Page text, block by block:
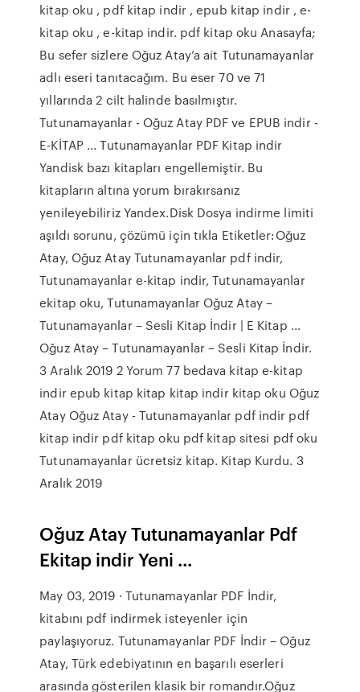
kitap oku , pdf kitap indir , epub kitap indir , e-
kitap oku , e-kitap indir. pdf kitap oku Anasayfa;
Bu sefer sizlere Oğuz Atay’a ait Tutunamayanlar
adlı eseri tanıtacağım. Bu eser 70 ve 71
yıllarında 2 cilt halinde basılmıştır.
Tutunamayanlar - Oğuz Atay PDF ve EPUB indir -
E-KİTAP ... Tutunamayanlar PDF Kitap indir
Yandisk bazı kitapları engellemiştir. Bu
kitapların altına yorum bırakırsanız
yenileyebiliriz Yandex.Disk Dosya indirme limiti
aşıldı sorunu, çözümü için tıkla Etiketler:Oğuz
Atay, Oğuz Atay Tutunamayanlar pdf indir,
Tutunamayanlar e-kitap indir, Tutunamayanlar
ekitap oku, Tutunamayanlar Oğuz Atay –
Tutunamayanlar – Sesli Kitap İndir | E Kitap ...
Oğuz Atay – Tutunamayanlar – Sesli Kitap İndir.
3 Aralık 2019 2 Yorum 77 bedava kitap e-kitap
indir epub kitap kitap kitap indir kitap oku Oğuz
Atay Oğuz Atay - Tutunamayanlar pdf indir pdf
kitap indir pdf kitap oku pdf kitap sitesi pdf oku
Tutunamayanlar ücretsiz kitap. Kitap Kurdu. 3
Aralık 2019
Oğuz Atay Tutunamayanlar Pdf
Ekitap indir Yeni ...
May 03, 2019 · Tutunamayanlar PDF İndir,
kitabını pdf indirmek isteyenler için
paylaşıyoruz. Tutunamayanlar PDF İndir – Oğuz
Atay, Türk edebiyatının en başarılı eserleri
arasında gösterilen klasik bir romandır.Oğuz